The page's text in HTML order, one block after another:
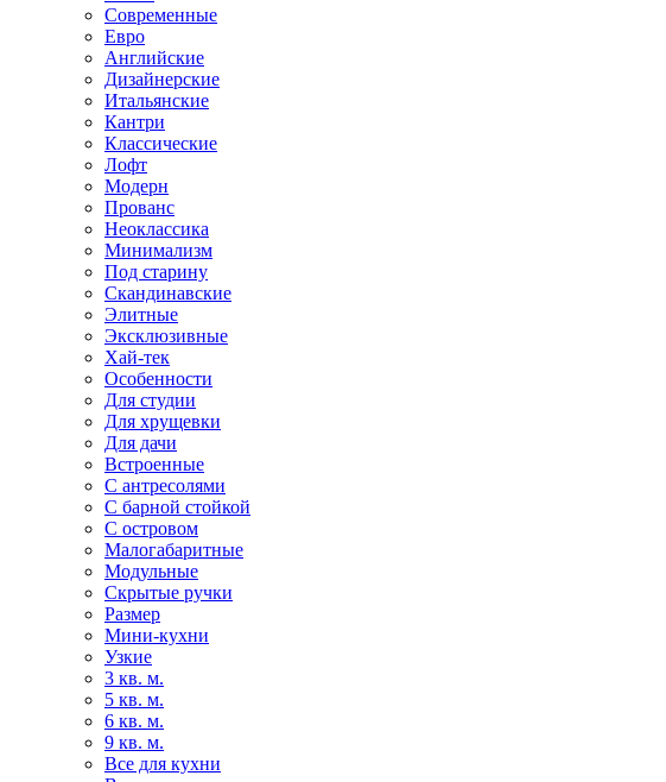
Современные
Евро
Английские
Дизайнерские
Итальянские
Кантри
Классические
Лофт
Модерн
Прованс
Неоклассика
Минимализм
Под старину
Скандинавские
Элитные
Эксклюзивные
Хай-тек
Особенности
Для студии
Для хрущевки
Для дачи
Встроенные
С антресолями
С барной стойкой
С островом
Малогабаритные
Модульные
Скрытые ручки
Размер
Мини-кухни
Узкие
3 кв. м.
5 кв. м.
6 кв. м.
9 кв. м.
Все для кухни